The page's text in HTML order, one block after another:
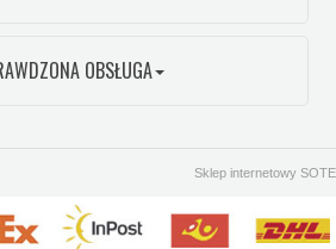
OBSŁUGA
Sklep internetowy SOTE